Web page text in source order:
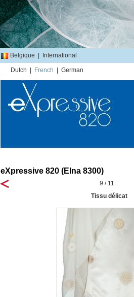
Belgique International
Dutch French German
eXpressive 820 (Elna 8300)
9 / 11
Tissu délicat